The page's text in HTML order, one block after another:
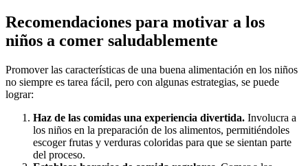
Recomendaciones para motivar a los
niños a comer saludablemente
Promover las características de una buena alimentación en los niños
no siempre es tarea fácil, pero con algunas estrategias, se puede
lograr:
Haz de las comidas una experiencia divertida. Involucra a
los niños en la preparación de los alimentos, permitiéndoles
escoger frutas y verduras coloridas para que se sientan parte
del proceso.